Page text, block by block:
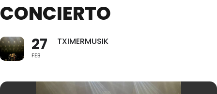
CONCIERTO
27
FEB
TXIMERMUSIK